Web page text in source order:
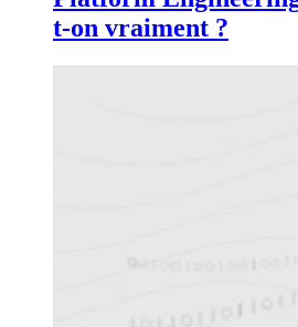
t-on vraiment ?